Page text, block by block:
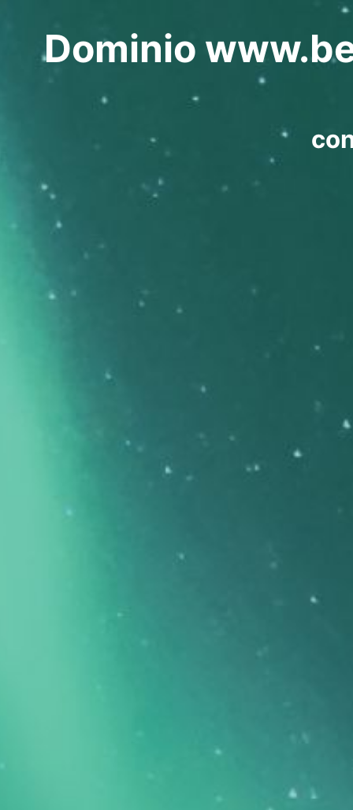
Dominio